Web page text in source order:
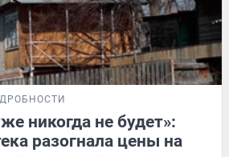
никогда не будет»:
разогнала цены на